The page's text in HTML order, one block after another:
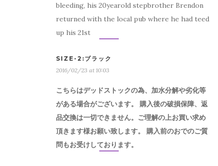
bleeding, his 20yearold stepbrother Brendon
returned with the local pub where he had teed
up his 21st
SIZE-2:ブラック
2016/02/23 at 10:03
こちらはデッドストックの為、加水分解や劣化等
がある場合がございます。 購入後の破損保障、返
品交換は一切できません。ご理解の上お買い求め
頂きます様お願い致します。 購入前のおでのご質
問もお受けしております。